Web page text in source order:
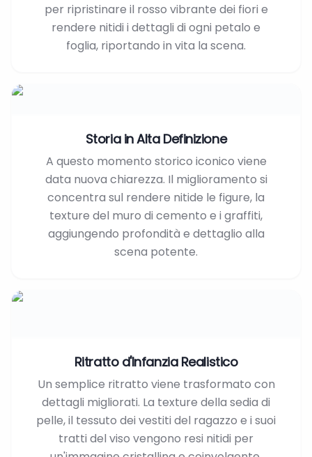
per ripristinare il rosso vibrante dei fiori e
rendere nitidi i dettagli di ogni petalo e
foglia, riportando in vita la scena.
Storia in Alta Definizione
A questo momento storico iconico viene
data nuova chiarezza. Il miglioramento si
concentra sul rendere nitide le figure, la
texture del muro di cemento e i graffiti,
aggiungendo profondità e dettaglio alla
scena potente.
Ritratto d'Infanzia Realistico
Un semplice ritratto viene trasformato con
dettagli migliorati. La texture della sedia di
pelle, il tessuto dei vestiti del ragazzo e i suoi
tratti del viso vengono resi nitidi per